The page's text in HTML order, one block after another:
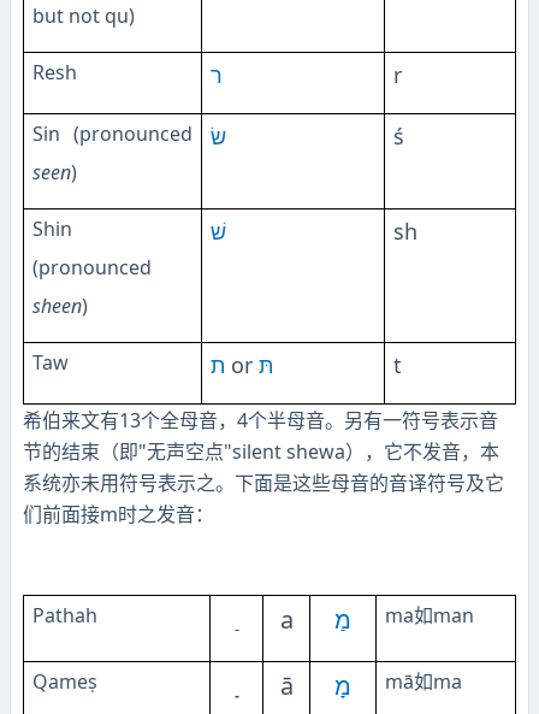
but not qu)
Resh ר r
Sin (pronounced
seen)
שׂ ś
Shin
(pronounced
sheen)
שׁ sh
Taw ת or תּ t
希伯来文有13个全母音，4个半母音。另有一符号表示音
节的结束（即"无声空点"silent shewa），它不发音，本
系统亦未用符号表示之。下面是这些母音的音译符号及它
们前面接m时之发音：
Pathah a מַ ma如man
Qameṣ ā מָ mā如ma